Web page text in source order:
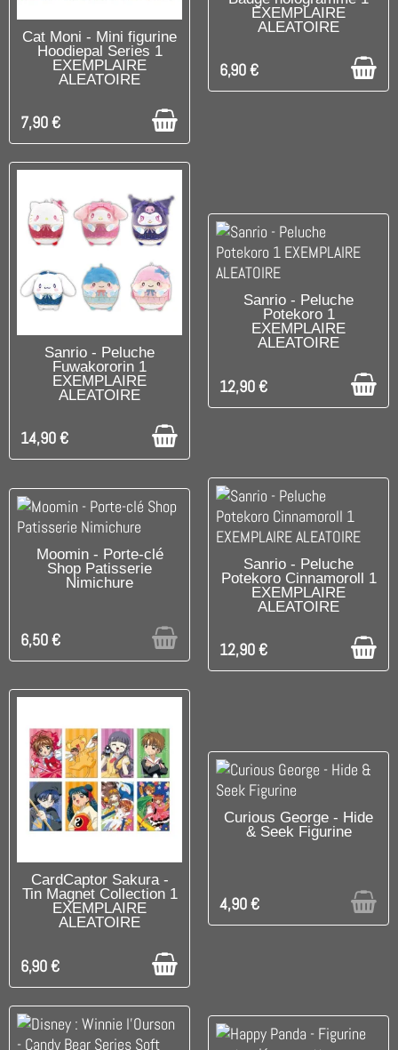
DISPONIBLE
Cat Moni - Mini figurine
Hoodiepal Series 1
EXEMPLAIRE
ALEATOIRE
7,90 €
EXEMPLAIRE
ALEATOIRE
6,90 €
DISPONIBLE
Sanrio - Peluche
Fuwakororin 1
EXEMPLAIRE
ALEATOIRE
14,90 €
C'EST LE DERNIER !
Sanrio - Peluche
Potekoro 1
EXEMPLAIRE
ALEATOIRE
12,90 €
UNIQUEMENT EN BOUTIQUE
Moomin - Porte-clé
Shop Patisserie
Nimichure
6,50 €
C'EST LE DERNIER !
Sanrio - Peluche
Potekoro Cinnamoroll 1
EXEMPLAIRE
ALEATOIRE
12,90 €
DISPONIBLE
CardCaptor Sakura -
Tin Magnet Collection 1
EXEMPLAIRE
ALEATOIRE
6,90 €
UNIQUEMENT EN BOUTIQUE
Curious George - Hide
& Seek Figurine
4,90 €